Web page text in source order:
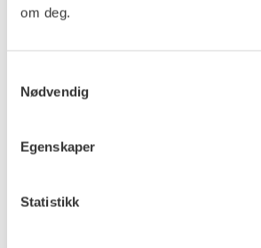
om deg.
Nødvendig
Egenskaper
Statistikk
Vurdering
TilslagNOK